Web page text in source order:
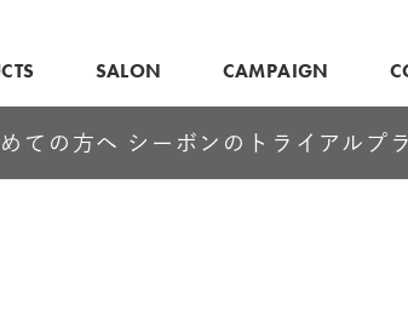
SALON CAMPAIGN
ての方へ シーボンのトライアルプ